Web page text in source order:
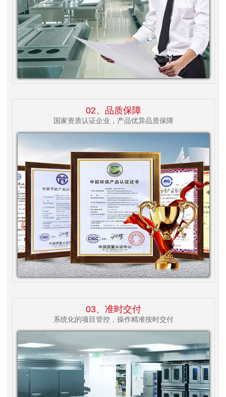
02、品质保障
国家资质认证企业，产品优异品质保障
03、准时交付
系统化的项目管控，操作精准按时交付